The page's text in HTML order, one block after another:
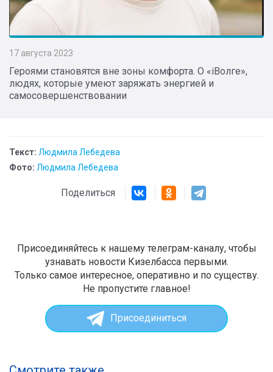
17 августа 2023
Героями становятся вне зоны комфорта. О «iВолге»,
людях, которые умеют заряжать энергией и
самосовершенствовании
Текст: Людмила Лебедева
Фото: Людмила Лебедева
Поделиться
Присоединяйтесь к нашему телеграм-каналу, чтобы
узнавать новости Кизелбасса первыми.
Только самое интересное, оперативно и по существу.
Не пропустите главное!
Присоединиться